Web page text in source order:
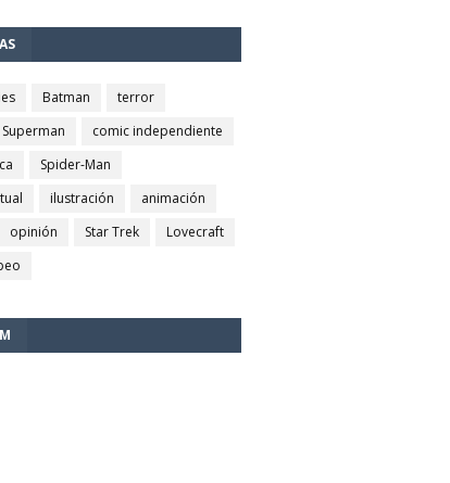
Batman
terror
Superman
comic independiente
Spider-Man
ilustración
animación
opinión Star Trek
Lovecraft